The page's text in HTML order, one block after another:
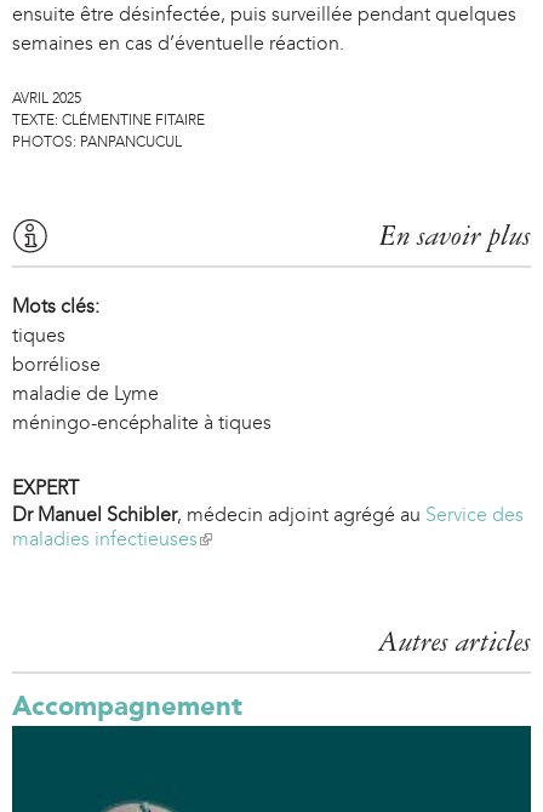
ensuite être désinfectée, puis surveillée pendant quelques
semaines en cas d’éventuelle réaction.
AVRIL 2025
TEXTE: CLÉMENTINE FITAIRE
PHOTOS: PANPANCUCUL
En savoir plus
Mots clés:
tiques
borréliose
maladie de Lyme
méningo-encéphalite à tiques
EXPERT
Dr Manuel Schibler, médecin adjoint agrégé au Service des
maladies infectieuses(
e
x
Autres articles
Accompagnement